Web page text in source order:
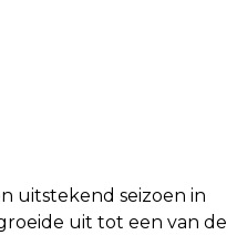
uitstekend seizoen in
uit tot een van de